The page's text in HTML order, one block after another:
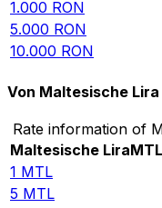
1.000 RON
5.000 RON
10.000 RON
Von Maltesische
Rate information of
Maltesische LiraMTL
1 MTL
5 MTL